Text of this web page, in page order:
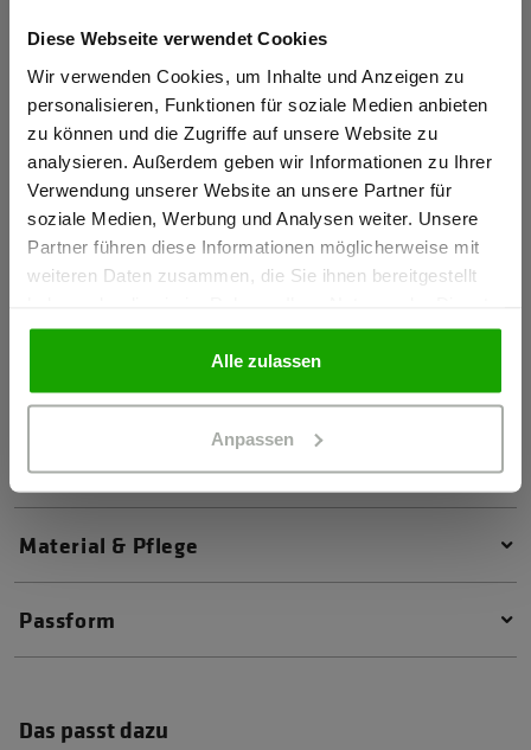
Diese Webseite verwendet Cookies
Wir verwenden Cookies, um Inhalte und Anzeigen zu
personalisieren, Funktionen für soziale Medien anbieten
zu können und die Zugriffe auf unsere Website zu
analysieren. Außerdem geben wir Informationen zu Ihrer
Verwendung unserer Website an unsere Partner für
soziale Medien, Werbung und Analysen weiter. Unsere
Partner führen diese Informationen möglicherweise mit
weiteren Daten zusammen, die Sie ihnen bereitgestellt
gesammelt haben.
Alle zulassen
Anpassen
Materialeigenschaften
Wasserdicht: 20.000 mm WS
Atmungsaktiv: 20.000 g/m²/24h
Winddicht
Kein Einsatz von PFAS
EN 20471 Klasse 3, Kombinationsgruppe: A
Zur Konformitätserklärung und den Herstellerinfos
Material & Pflege
Passform
Das passt dazu
Sind Sie
Gewerbetreibender?
Ich bestätige, dass ich Gewerbetreibender bin. Alle
Preise werden netto ausgewiesen.